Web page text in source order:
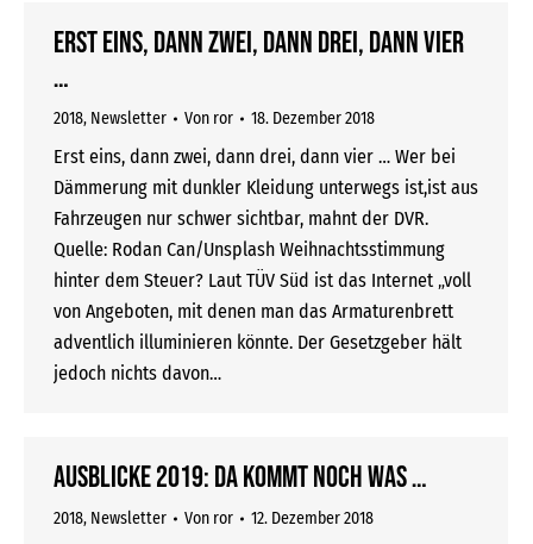
Erst eins, dann zwei, dann drei, dann vier
…
2018, Newsletter Von ror 18. Dezember 2018
Erst eins, dann zwei, dann drei, dann vier … Wer bei
Dämmerung mit dunkler Kleidung unterwegs ist,ist aus
Fahrzeugen nur schwer sichtbar, mahnt der DVR.
Quelle: Rodan Can/Unsplash Weihnachtsstimmung
hinter dem Steuer? Laut TÜV Süd ist das Internet „voll
von Angeboten, mit denen man das Armaturenbrett
adventlich illuminieren könnte. Der Gesetzgeber hält
jedoch nichts davon…
Ausblicke 2019: Da kommt noch was …
2018, Newsletter Von ror 12. Dezember 2018